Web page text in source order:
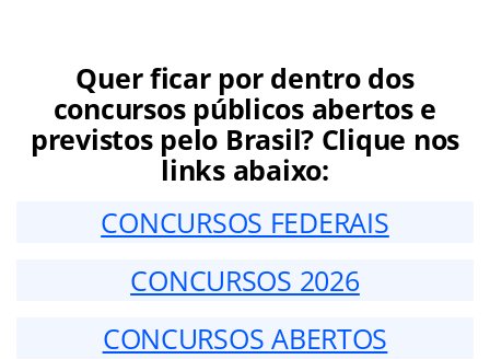
Quer ficar por dentro dos
concursos públicos abertos e
previstos pelo Brasil? Clique nos
links abaixo:
CONCURSOS FEDERAIS
CONCURSOS 2026
CONCURSOS ABERTOS